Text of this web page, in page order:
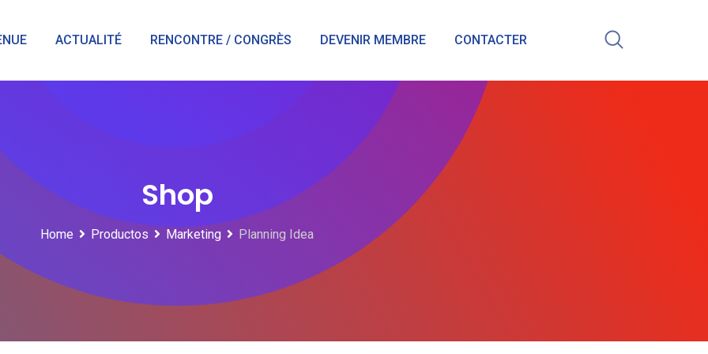
ACTUALITÉ RENCONTRE / CONGRÈS DEVENIR MEMBRE CONTACTER
Shop
Home Productos Marketing Planning Idea